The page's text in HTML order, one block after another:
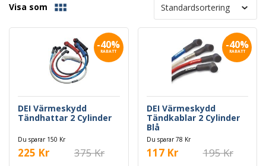
Visa som
-40%
RABATT
DEI Värmeskydd
Tändhattar 2 Cylinder
Du sparar 150 Kr
225 Kr 375 Kr
-40%
RABATT
DEI Värmeskydd
Tändkablar 2 Cylinder
Blå
Du sparar 78 Kr
117 Kr 195 Kr